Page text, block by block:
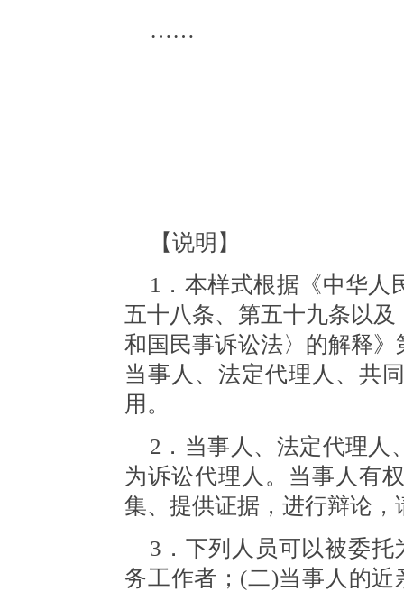
……
【说明】
1．本样式根据《中华人
五十八条、第五十九条以
和国民事诉讼法〉的解释
当事人、法定代理人、共
用。
2．当事人、法定代理人
为诉讼代理人。当事人有
集、提供证据，进行辩论
3．下列人员可以被委
务工作者；(二)当事人的